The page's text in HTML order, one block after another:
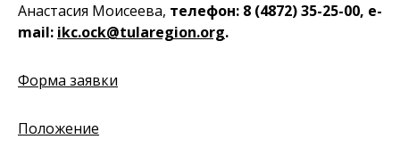
Анастасия Моисеева, телефон: 8 (4872) 35-25-00, e-
mail: ikc.ock@tularegion.org.
Форма заявки
Положение